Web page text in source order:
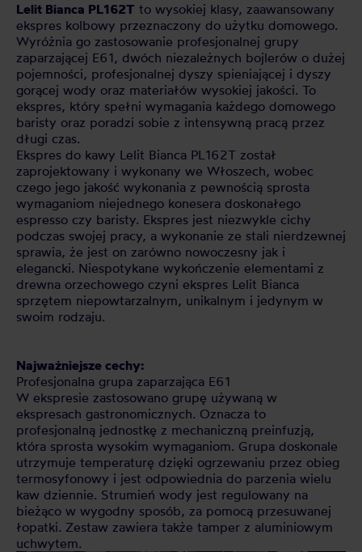
Lelit Bianca PL162T to wysokiej klasy, zaawansowany
ekspres kolbowy przeznaczony do użytku domowego.
Wyróżnia go zastosowanie profesjonalnej grupy
zaparzającej E61, dwóch niezależnych bojlerów o dużej
pojemności, profesjonalnej dyszy spieniającej i dyszy
gorącej wody oraz materiałów wysokiej jakości. To
ekspres, który spełni wymagania każdego domowego
baristy oraz poradzi sobie z intensywną pracą przez
długi czas.
Ekspres do kawy Lelit Bianca PL162T został
zaprojektowany i wykonany we Włoszech, wobec
czego jego jakość wykonania z pewnością sprosta
wymaganiom niejednego konesera doskonałego
espresso czy baristy. Ekspres jest niezwykle cichy
podczas swojej pracy, a wykonanie ze stali nierdzewnej
sprawia, że jest on zarówno nowoczesny jak i
elegancki. Niespotykane wykończenie elementami z
drewna orzechowego czyni ekspres Lelit Bianca
sprzętem niepowtarzalnym, unikalnym i jedynym w
swoim rodzaju.
Najważniejsze cechy:
Profesjonalna grupa zaparzająca E61
W ekspresie zastosowano grupę używaną w
ekspresach gastronomicznych. Oznacza to
profesjonalną jednostkę z mechaniczną preinfuzją,
która sprosta wysokim wymaganiom. Grupa doskonale
utrzymuje temperaturę dzięki ogrzewaniu przez obieg
termosyfonowy i jest odpowiednia do parzenia wielu
kaw dziennie. Strumień wody jest regulowany na
bieżąco w wygodny sposób, za pomocą przesuwanej
łopatki. Zestaw zawiera także tamper z aluminiowym
uchwytem.